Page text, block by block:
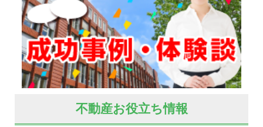
不動産お役立ち情報